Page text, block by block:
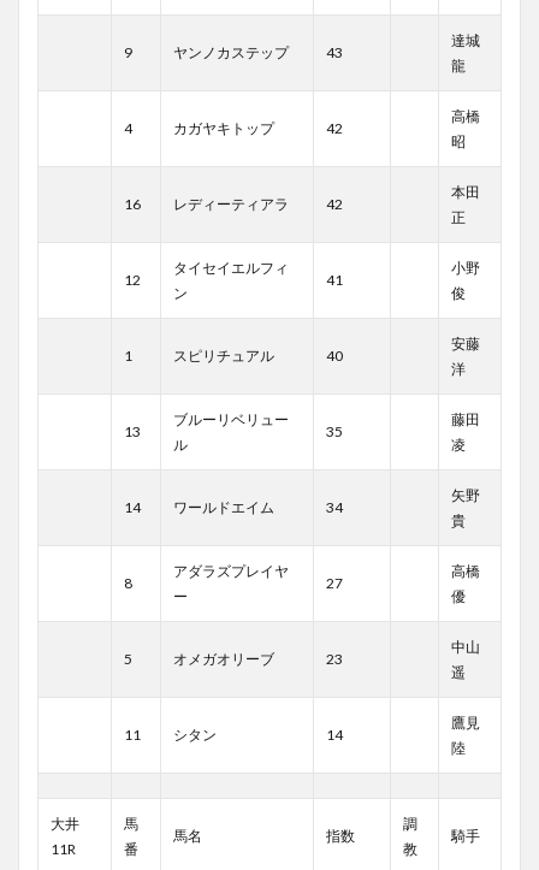
9 ヤンノカステップ 43
達城
龍
4 カガヤキトップ 42
高橋
昭
16 レディーティアラ 42
本田
正
12
タイセイエルフィ
ン
41
小野
俊
1 スピリチュアル 40
安藤
洋
13
ブルーリベリュー
ル
35
藤田
凌
14 ワールドエイム 34
矢野
貴
8
アダラズプレイヤ
ー
27
高橋
優
5 オメガオリーブ 23
中山
遥
11 シタン 14
鷹見
陸
大井
11R
馬
番
馬名 指数
調
教
騎手